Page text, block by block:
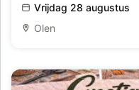
Vrijdag 28 augustus
Olen